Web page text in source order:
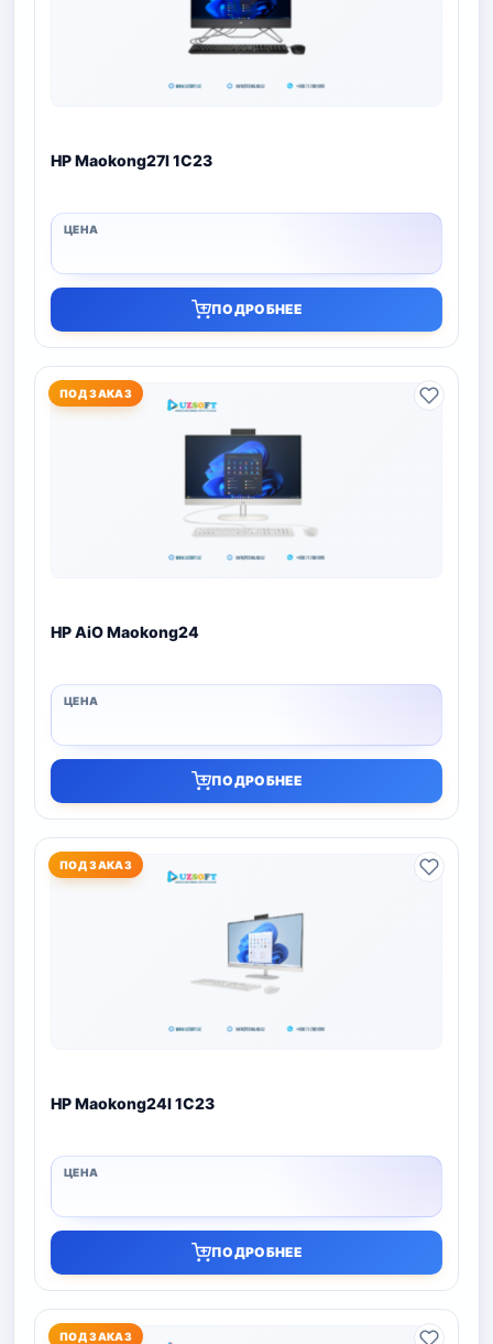
HP Maokong27I 1C23
ПОДРОБНЕЕ
ПОД ЗАКАЗ
HP AiO Maokong24
ПОДРОБНЕЕ
ПОД ЗАКАЗ
HP Maokong24I 1C23
ПОДРОБНЕЕ
ПОД ЗАКАЗ